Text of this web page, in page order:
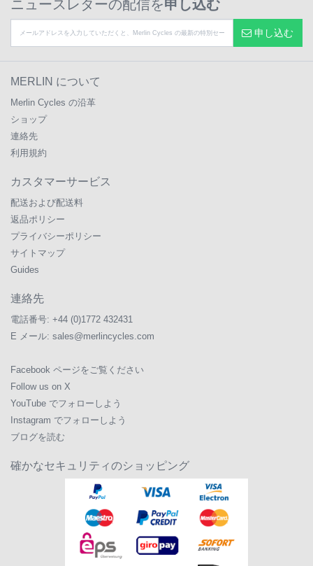
ニュースレターの配信を申し込む
申し込む
MERLIN について
Merlin Cycles の沿革
ショップ
連絡先
利用規約
カスタマーサービス
配送および配送料
返品ポリシー
プライバシーポリシー
サイトマップ
Guides
連絡先
電話番号: +44 (0)1772 432431
E メール: sales@merlincycles.com
Facebook ページをご覧ください
Follow us on X
YouTube でフォローしよう
Instagram でフォローしよう
ブログを読む
確かなセキュリティのショッピング